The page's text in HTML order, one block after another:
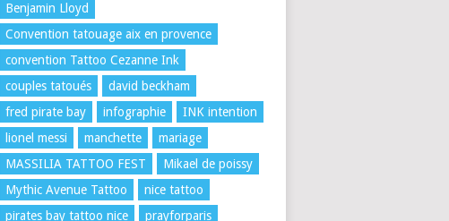
Benjamin Lloyd
Convention tatouage aix en provence
convention Tattoo Cezanne Ink
couples tatoués
david beckham
fred pirate bay
infographie
INK intention
lionel messi
manchette
mariage
MASSILIA TATTOO FEST
Mikael de poissy
Mythic Avenue Tattoo
nice tattoo
pirates bay tattoo nice
prayforparis